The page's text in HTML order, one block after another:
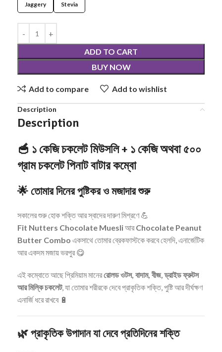
Jaggery Stevia
ADD TO CART
BUY NOW
Add to compare Add to wishlist
Description
Description
🥣 ১ কেজি চকলেট মিউসলি + ১ কেজি অথবা ৫০০
গ্রাম চকলেট পিনাট বাটার কম্বো
🌟তোমার দিনের পুষ্টিকর ও মজাদার শুরু
সকালের শুরু হোক শক্তি আর স্বাদের দারুণ মিশ্রণে 💪
Fit Nutters Chocolate MuesliআরChocolate Peanut
Butter Combo একসাথে তোমার ব্রেকফাস্টকে করবে হেলদি, এনার্জেটিক
আর একদম মজায় ভরপুর 😋
এই কম্বোতে আছে প্রিমিয়াম মানেররোলড ওটস, বাদাম, বীজ, ড্রাইড ফ্রুটস
আর মিল্কি চকলেট, যা তোমার শরীরকে দেবে প্রাকৃতিক শক্তি, পুষ্টি আর দীর্ঘক্ষণ
এনার্জি ধরে রাখবে 🔋
🌿প্রাকৃতিক উপাদান যা দেবে প্রতিদিনের শক্তি